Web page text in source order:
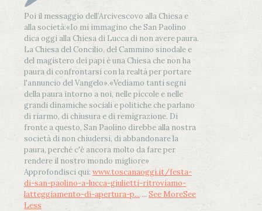
Poi il messaggio dell’Arcivescovo alla Chiesa e
alla società:«Io mi immagino che San Paolino
dica oggi alla Chiesa di Lucca di non avere paura.
La Chiesa del Concilio, del Cammino sinodale e
del magistero dei papi è una Chiesa che non ha
paura di confrontarsi con la realtà per portare
l'annuncio del Vangelo».«Vediamo tanti segni
della paura intorno a noi, nelle piccole e nelle
grandi dinamiche sociali e politiche che parlano
di riarmo, di chiusura e di remigrazione. Di
fronte a questo, San Paolino direbbe alla nostra
società di non chiudersi, di abbandonare la
paura, perché c'è ancora molto da fare per
rendere il nostro mondo migliore»
Approfondisci qui: www.toscanaoggi.it/festa-
di-san-paolino-a-lucca-giulietti-ritroviamo-
latteggiamento-di-apertura-p... ... See MoreSee
Less